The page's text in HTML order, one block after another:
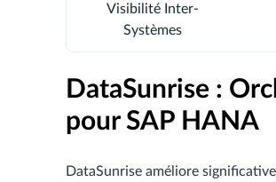
Visibilité Inter-
Systèmes
DataSunrise :
pour SAP HANA
DataSunrise améliore